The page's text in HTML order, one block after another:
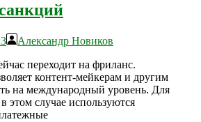
Александр Новиков
переходит на фриланс.
контент-мейкерам и другим
на международный уровень. Для
этом случае используются